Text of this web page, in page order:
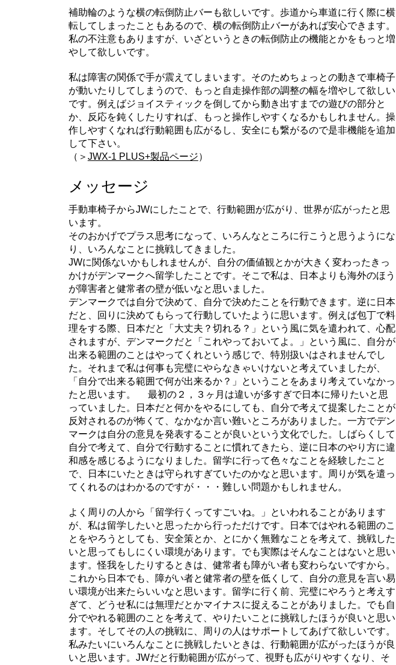
補助輪のような横の転倒防止バーも欲しいです。歩道から車道に行く際に横
転してしまったこともあるので、横の転倒防止バーがあれば安心できます。
私の不注意もありますが、いざというときの転倒防止の機能とかをもっと増
やして欲しいです。
私は障害の関係で手が震えてしまいます。そのためちょっとの動きで車椅子
が動いたりしてしまうので、もっと自走操作部の調整の幅を増やして欲しい
です。例えばジョイスティックを倒してから動き出すまでの遊びの部分と
か、反応を鈍くしたりすれば、もっと操作しやすくなるかもしれません。操
作しやすくなれば行動範囲も広がるし、安全にも繋がるので是非機能を追加
して下さい。
（＞ JWX-1 PLUS+製品ページ）
メッセージ
手動車椅子からJWにしたことで、行動範囲が広がり、世界が広がったと思
います。
そのおかげでプラス思考になって、いろんなところに行こうと思うようにな
り、いろんなことに挑戦してきました。
JWに関係ないかもしれませんが、自分の価値観とかが大きく変わったきっ
かけがデンマークへ留学したことです。そこで私は、日本よりも海外のほう
が障害者と健常者の壁が低いなと思いました。
デンマークでは自分で決めて、自分で決めたことを行動できます。逆に日本
だと、回りに決めてもらって行動していたように思います。例えば包丁で料
理をする際、日本だと「大丈夫？切れる？」という風に気を遣われて、心配
されますが、デンマークだと「これやっておいてよ。」という風に、自分が
出来る範囲のことはやってくれという感じで、特別扱いはされませんでし
た。それまで私は何事も完璧にやらなきゃいけないと考えていましたが、
「自分で出来る範囲で何が出来るか？」ということをあまり考えていなかっ
たと思います。 最初の２，３ヶ月は違いが多すぎで日本に帰りたいと思
っていました。日本だと何かをやるにしても、自分で考えて提案したことが
反対されるのが怖くて、なかなか言い難いところがありました。一方でデン
マークは自分の意見を発表することが良いという文化でした。しばらくして
自分で考えて、自分で行動することに慣れてきたら、逆に日本のやり方に違
和感を感じるようになりました。留学に行って色々なことを経験したこと
で、日本にいたときは守られすぎていたのかなと思います。周りが気を遣っ
てくれるのはわかるのですが・・・難しい問題かもしれません。
よく周りの人から「留学行くってすごいね。」といわれることがあります
が、私は留学したいと思ったから行っただけです。日本ではやれる範囲のこ
とをやろうとしても、安全策とか、とにかく無難なことを考えて、挑戦した
いと思ってもしにくい環境があります。でも実際はそんなことはないと思い
ます。怪我をしたりするときは、健常者も障がい者も変わらないですから。
これから日本でも、障がい者と健常者の壁を低くして、自分の意見を言い易
い環境が出来たらいいなと思います。留学に行く前、完璧にやろうと考えす
ぎて、どうせ私には無理だとかマイナスに捉えることがありました。でも自
分でやれる範囲のことを考えて、やりたいことに挑戦したほうが良いと思い
ます。そしてその人の挑戦に、周りの人はサポートしてあげて欲しいです。
私みたいにいろんなことに挑戦したいときは、行動範囲が広がったほうが良
いと思います。JWだと行動範囲が広がって、視野も広がりやすくなり、そ